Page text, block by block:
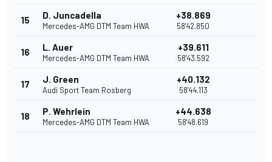
15 D. Juncadella
Mercedes-AMG DTM Team HWA
+38.869
58'42.850
16 L. Auer
Mercedes-AMG DTM Team HWA
+39.611
58'43.592
17 J. Green
Audi Sport Team Rosberg
+40.132
58'44.113
18 P. Wehrlein
Mercedes-AMG DTM Team HWA
+44.638
58'48.619